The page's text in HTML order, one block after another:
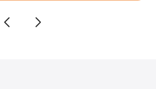
надежность и
моделей бренда: безупречное